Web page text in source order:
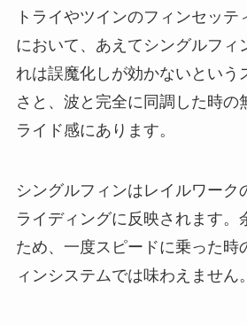
トライやツインのフィンセッテ
において、あえてシングルフィ
れは誤魔化しが効かないという
さと、波と完全に同調した時の
ライド感にあります。
シングルフィンはレイルワーク
ライディングに反映されます。
ため、一度スピードに乗った時
ィンシステムでは味わえません。